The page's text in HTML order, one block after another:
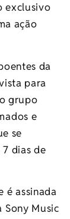
exclusivo
ação
da
para
grupo
e
se
dias de
é assinada
Sony Music